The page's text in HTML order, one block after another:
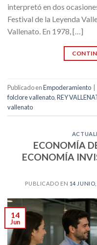
interpretó en dos
Festival de la Leyenda
Vallenato. En 1978, […]
Publicado enEmpoderamiento
folclore vallenato,REY
vallenato
ECONOMÍA
ECONOMÍA
PUBLICADO EN 14
14
Jun